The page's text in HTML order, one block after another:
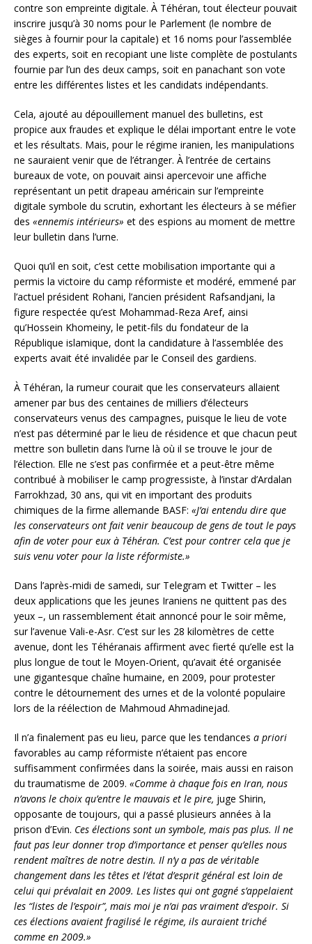
contre son empreinte digitale. À Téhéran, tout électeur pouvait
inscrire jusqu’à 30 noms pour le Parlement (le nombre de
sièges à fournir pour la capitale) et 16 noms pour l’assemblée
des experts, soit en recopiant une liste complète de postulants
fournie par l’un des deux camps, soit en panachant son vote
entre les différentes listes et les candidats indépendants.
Cela, ajouté au dépouillement manuel des bulletins, est
propice aux fraudes et explique le délai important entre le vote
et les résultats. Mais, pour le régime iranien, les manipulations
ne sauraient venir que de l’étranger. À l’entrée de certains
bureaux de vote, on pouvait ainsi apercevoir une affiche
représentant un petit drapeau américain sur l’empreinte
digitale symbole du scrutin, exhortant les électeurs à se méfier
des «ennemis intérieurs» et des espions au moment de mettre
leur bulletin dans l’urne.
Quoi qu’il en soit, c’est cette mobilisation importante qui a
permis la victoire du camp réformiste et modéré, emmené par
l’actuel président Rohani, l’ancien président Rafsandjani, la
figure respectée qu’est Mohammad-Reza Aref, ainsi
qu’Hossein Khomeiny, le petit-fils du fondateur de la
République islamique, dont la candidature à l’assemblée des
experts avait été invalidée par le Conseil des gardiens.
À Téhéran, la rumeur courait que les conservateurs allaient
amener par bus des centaines de milliers d’électeurs
conservateurs venus des campagnes, puisque le lieu de vote
n’est pas déterminé par le lieu de résidence et que chacun peut
mettre son bulletin dans l’urne là où il se trouve le jour de
l’élection. Elle ne s’est pas confirmée et a peut-être même
contribué à mobiliser le camp progressiste, à l’instar d’Ardalan
Farrokhzad, 30 ans, qui vit en important des produits
chimiques de la firme allemande BASF: «J’ai entendu dire que
les conservateurs ont fait venir beaucoup de gens de tout le pays
afin de voter pour eux à Téhéran. C’est pour contrer cela que je
suis venu voter pour la liste réformiste.»
Dans l’après-midi de samedi, sur Telegram et Twitter – les
deux applications que les jeunes Iraniens ne quittent pas des
yeux –, un rassemblement était annoncé pour le soir même,
sur l’avenue Vali-e-Asr. C’est sur les 28 kilomètres de cette
avenue, dont les Téhéranais affirment avec fierté qu’elle est la
plus longue de tout le Moyen-Orient, qu’avait été organisée
une gigantesque chaîne humaine, en 2009, pour protester
contre le détournement des urnes et de la volonté populaire
lors de la réélection de Mahmoud Ahmadinejad.
Il n’a finalement pas eu lieu, parce que les tendances a priori
favorables au camp réformiste n’étaient pas encore
suffisamment confirmées dans la soirée, mais aussi en raison
du traumatisme de 2009. «Comme à chaque fois en Iran, nous
n’avons le choix qu’entre le mauvais et le pire, juge Shirin,
opposante de toujours, qui a passé plusieurs années à la
prison d’Evin. Ces élections sont un symbole, mais pas plus. Il ne
faut pas leur donner trop d’importance et penser qu’elles nous
rendent maîtres de notre destin. Il n’y a pas de véritable
changement dans les têtes et l’état d’esprit général est loin de
celui qui prévalait en 2009. Les listes qui ont gagné s’appelaient
les “listes de l’espoir”, mais moi je n’ai pas vraiment d’espoir. Si
ces élections avaient fragilisé le régime, ils auraient triché
comme en 2009.»